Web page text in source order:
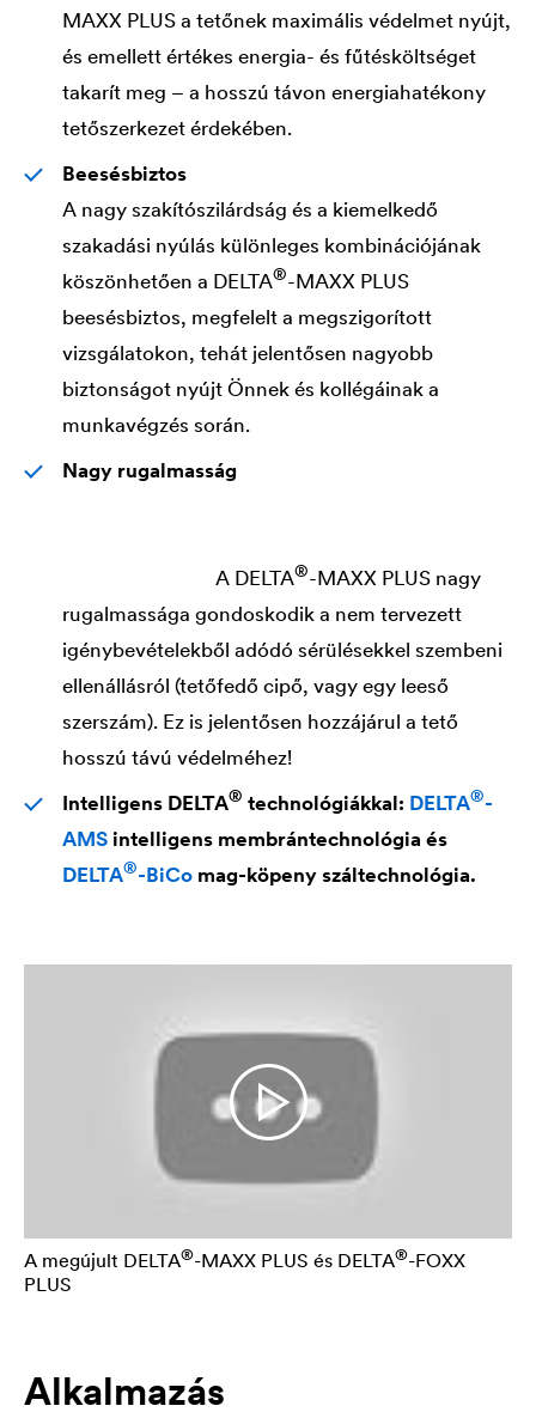
MAXX PLUS a tetőnek maximális védelmet nyújt,
és emellett értékes energia- és fűtésköltséget
takarít meg – a hosszú távon energiahatékony
tetőszerkezet érdekében.
Beesésbiztos
A nagy szakítószilárdság és a kiemelkedő
szakadási nyúlás különleges kombinációjának
köszönhetően a DELTA®-MAXX PLUS
beesésbiztos, megfelelt a megszigorított
vizsgálatokon, tehát jelentősen nagyobb
biztonságot nyújt Önnek és kollégáinak a
munkavégzés során.
Nagy rugalmasság
A DELTA®-MAXX PLUS nagy
rugalmassága gondoskodik a nem tervezett
igénybevételekből adódó sérülésekkel szembeni
ellenállásról (tetőfedő cipő, vagy egy leeső
szerszám). Ez is jelentősen hozzájárul a tető
hosszú távú védelméhez!
Intelligens DELTA® technológiákkal: DELTA®-
AMS intelligens membrántechnológia és
DELTA®-BiCo mag-köpeny száltechnológia.
A megújult DELTA®-MAXX PLUS és DELTA®-FOXX
PLUS
Alkalmazás